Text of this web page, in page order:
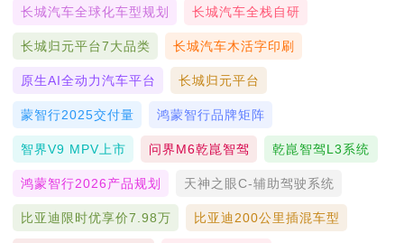
长城汽车全球化车型规划 长城汽车全栈自研
长城归元平台7大品类 长城汽车木活字印刷
原生AI全动力汽车平台 长城归元平台
蒙智行2025交付量 鸿蒙智行品牌矩阵
智界V9 MPV上市 问界M6乾崑智驾 乾崑智驾L3系统
鸿蒙智行2026产品规划 天神之眼C-辅助驾驶系统
比亚迪限时优享价7.98万 比亚迪200公里插混车型